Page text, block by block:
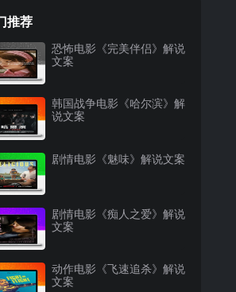
推荐
恐怖电影《完美伴侣》解说
文案
韩国战争电影《哈尔滨》解
说文案
剧情电影《魅味》解说文案
剧情电影《痴人之爱》解说
文案
动作电影《飞速追杀》解说
文案